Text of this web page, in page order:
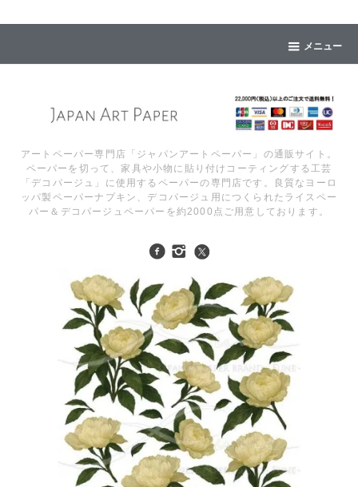
メニュー
アートペーパー専門店「ジャパンアートペーパー」の通販サイト。
ペーパーを切って、家具や小物に貼り付けコーティングする工芸
「デコパージュ」に使用するペーパーの専門店です。良質なヨーロ
ッパ製ペーパーナプキン、デコパージュ用につくられたライスペー
パー＆デコパージュペーパーを約2000点ご用意しております。